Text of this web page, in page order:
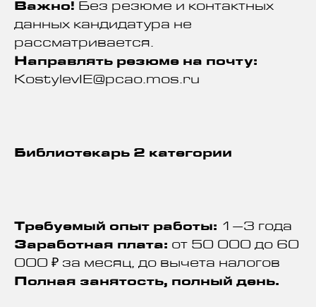
Важно! Без резюме и контактных
данных кандидатура не
рассматривается.
Направлять резюме на почту:
KostylevIE@pcao.mos.ru
Библиотекарь 2 категории
Требуемый опыт работы: 1–3 года
Заработная плата: от 50 000 до 60
000 ₽ за месяц, до вычета налогов
Полная занятость, полный день.